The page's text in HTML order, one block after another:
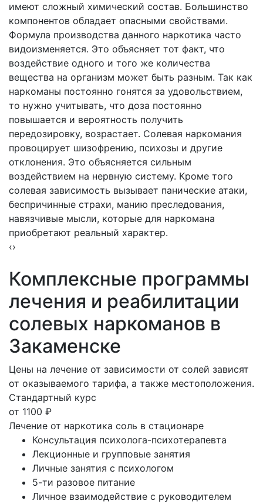
имеют сложный химический состав. Большинство
компонентов обладает опасными свойствами.
Формула производства данного наркотика часто
видоизменяется. Это объясняет тот факт, что
воздействие одного и того же количества
вещества на организм может быть разным. Так как
наркоманы постоянно гонятся за удовольствием,
то нужно учитывать, что доза постоянно
повышается и вероятность получить
передозировку, возрастает. Солевая наркомания
провоцирует шизофрению, психозы и другие
отклонения. Это объясняется сильным
воздействием на нервную систему. Кроме того
солевая зависимость вызывает панические атаки,
беспричинные страхи, манию преследования,
навязчивые мысли, которые для наркомана
приобретают реальный характер.
‹›
Комплексные программы
лечения и реабилитации
солевых наркоманов в
Закаменске
Цены на лечение от зависимости от солей зависят
от оказываемого тарифа, а также местоположения.
Стандартный курс
от 1100 ₽
Лечение от наркотика соль в стационаре
Консультация психолога-психотерапевта
Лекционные и групповые занятия
Личные занятия с психологом
5-ти разовое питание
Личное взаимодействие с руководителем